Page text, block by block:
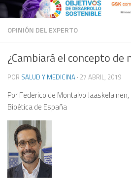
OPINIÓN DEL EXPERTO
¿Cambiará el concepto de
POR SALUD Y MEDICINA · 27 ABRIL, 2019
Por Federico de Montalvo
Bioética de España